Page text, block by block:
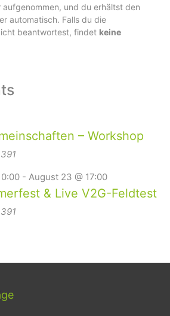
aufgenommen, und du erhältst den
automatisch. Falls du die
beantwortest, findet keine
– Workshop
- August 23 @ 17:00
& Live V2G-Feldtest